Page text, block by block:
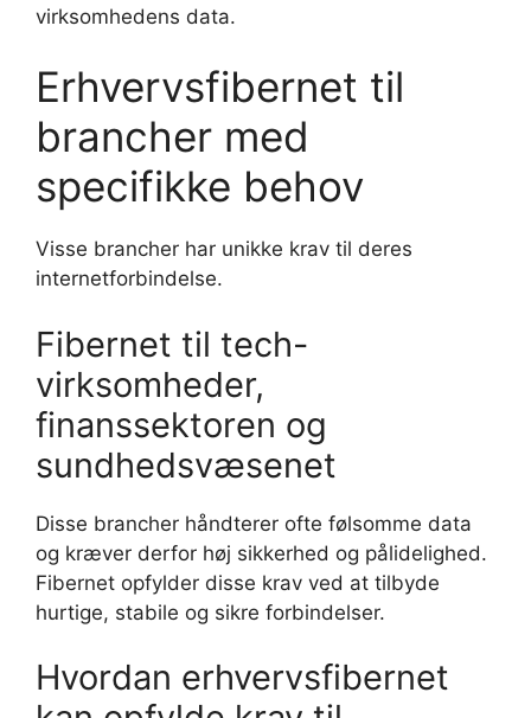
virksomhedens data.
Erhvervsfibernet til
brancher med
specifikke behov
Visse brancher har unikke krav til deres
internetforbindelse.
Fibernet til tech-
virksomheder,
finanssektoren og
sundhedsvæsenet
Disse brancher håndterer ofte følsomme data
og kræver derfor høj sikkerhed og pålidelighed.
Fibernet opfylder disse krav ved at tilbyde
hurtige, stabile og sikre forbindelser.
Hvordan erhvervsfibernet